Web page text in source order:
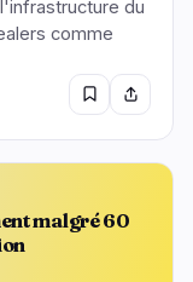
du
comme
malgré 60